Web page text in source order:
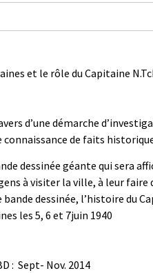
et le rôle du Capitaine
d’une démarche
connaissance de faits
dessinée géante qui sera
à visiter la ville, à leur faire
dessinée, l’histoire du
les 5, 6 et 7juin 1940
: Sept- Nov. 2014